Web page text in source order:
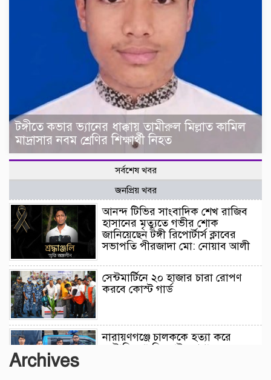
টঙ্গীতে কভার ভ্যানের ধাক্কায় তামীরুল মিল্লাত কামিল
মাদ্রাসার নবম শ্রেণির শিক্ষার্থী নিহত
সর্বশেষ খবর
জনপ্রিয় খবর
আনন্দ টিভির সাংবাদিক শেখ রাজিব
হাসানের মৃত্যুতে গভীর শোক
জানিয়েছেন টঙ্গী রিপোর্টার্স ক্লাবের
সভাপতি পীরজাদা মো: নোয়াব আলী
সেন্টমার্টিনে ২০ হাজার চারা রোপণ
করবে কোস্ট গার্ড
নারায়ণগঞ্জে চালককে হত্যা করে
অটোরিকশা ছিনতাই, গ্রেপ্তার ২
Archives